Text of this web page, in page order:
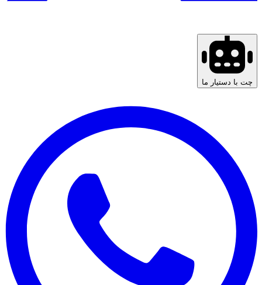
چت با دستیار ما